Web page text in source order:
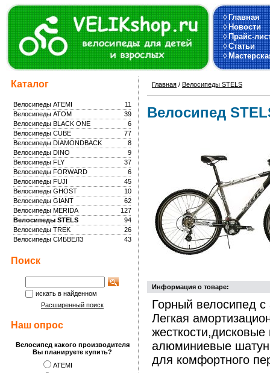
◊Главная
◊Новости
◊Прайс-
◊Статьи
◊
Каталог
11
Велосипеды ATEMI
39
Велосипеды ATOM
6
Велосипеды BLACK ONE
77
Велосипеды CUBE
8
Велосипеды DIAMONDBACK
9
Велосипеды DINO
37
Велосипеды FLY
6
Велосипеды FORWARD
45
Велосипеды FUJI
10
Велосипеды GHOST
62
Велосипеды GIANT
127
Велосипеды MERIDA
94
Велосипеды STELS
26
Велосипеды TREK
43
Велосипеды СИБВЕЛЗ
Поиск
искать в найденном
Расширенный поиск
Наш опрос
Велосипед какого производителя
Вы планируете купить?
ATEMI
Главная / Велосипеды STELS
Велосипед
Информация о товаре:
Горный велосипед
Легкая
алюминиевые
для комфортного